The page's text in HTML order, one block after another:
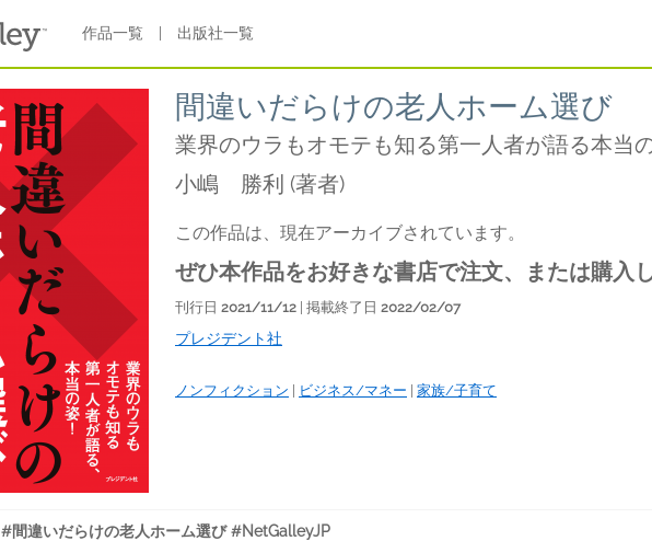
作品一覧 出版社一覧
間違いだらけの老人ホーム選び
業界のウラもオモテも知る第一人者が語る本当
小嶋 勝利 (著者)
この作品は、現在アーカイブされています。
ぜひ本作品をお好きな書店で注文、または購入
刊行日 2021/11/12 | 掲載終了日 2022/02/07
プレジデント社
ノンフィクション ビジネス/マネー 家族/子育て
#間違いだらけの老人ホーム選び #NetGalleyJP